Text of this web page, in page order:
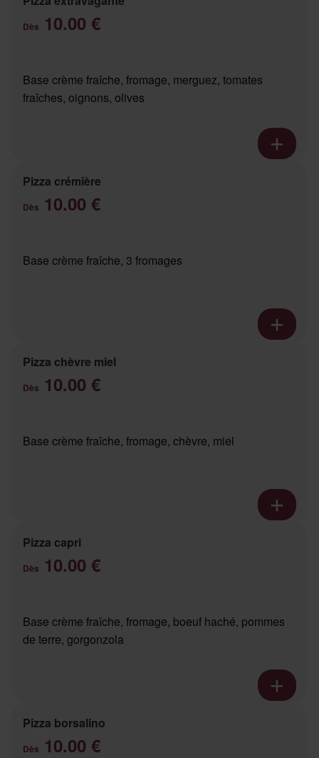
Dès 10.00 €
Base crème fraîche, fromage, merguez, tomates
fraîches, oignons, olives
Pizza crémière
Dès 10.00 €
Base crème fraîche, 3 fromages
Pizza chèvre miel
Dès 10.00 €
Base crème fraîche, fromage, chèvre, miel
Pizza capri
Dès 10.00 €
Base crème fraîche, fromage, boeuf haché, pommes
de terre, gorgonzola
Pizza borsalino
Dès 10.00 €